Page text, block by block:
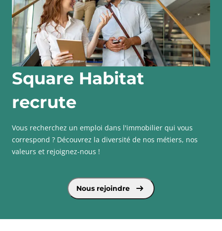
Square Habitat
recrute
Vous recherchez un emploi dans l'immobilier qui vous
correspond ? Découvrez la diversité de nos métiers, nos
valeurs et rejoignez-nous !
voir plus sur Square Habitat recrute
Nous rejoindre